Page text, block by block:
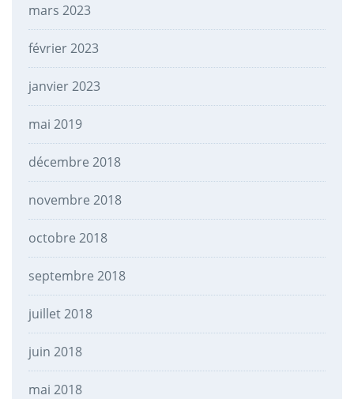
mars 2023
février 2023
janvier 2023
mai 2019
décembre 2018
novembre 2018
octobre 2018
septembre 2018
juillet 2018
juin 2018
mai 2018